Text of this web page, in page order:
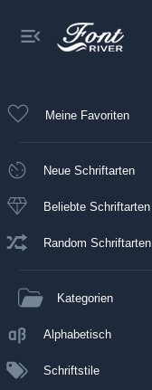
Meine Favoriten
Neue Schriftarten
Beliebte Schriftarten
Random Schriftarten
Kategorien
Alphabetisch
Schriftstile